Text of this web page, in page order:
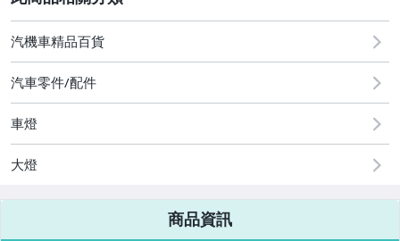
圖書/影音/文具
古董、藝術與礦石
手機、配件與通訊
美容保養與彩妝
電腦、平板與周邊
汽機車精品百貨
汽車零件/配件
車燈
大燈
商品資訊